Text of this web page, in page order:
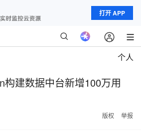
打开 APP
个人
构建数据中台新增100万用
版权 举报